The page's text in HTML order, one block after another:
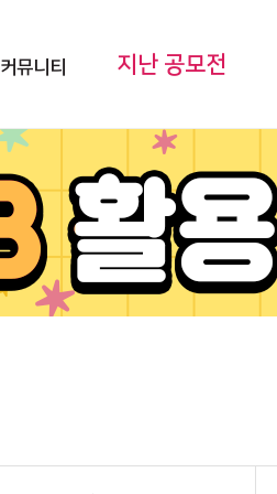
커뮤니티 지난 공모전